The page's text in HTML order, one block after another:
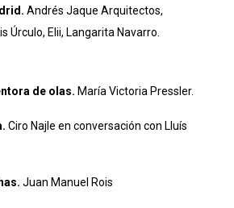
Andrés Jaque Arquitectos,
Úrculo, Elii, Langarita Navarro.
de olas. María Victoria Pressler.
Ciro Najle en conversación con Lluís
Juan Manuel Rois